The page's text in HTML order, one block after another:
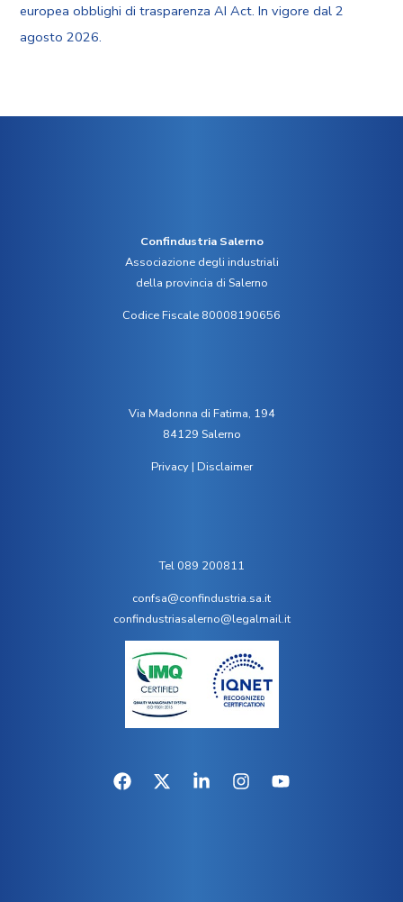
europea obblighi di trasparenza AI Act. In vigore dal 2
agosto 2026.
Confindustria Salerno
Associazione degli industriali
della provincia di Salerno
Codice Fiscale 80008190656
Via Madonna di Fatima, 194
84129 Salerno
Privacy| Disclaimer
Tel 089 200811
confsa@confindustria.sa.it
confindustriasalerno@legalmail.it